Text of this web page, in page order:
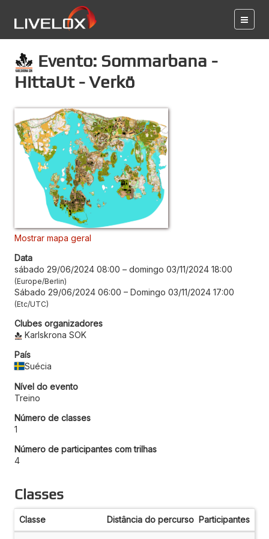
Evento: Sommarbana -
HittaUt - Verkö
Mostrar mapa geral
Data
sábado 29/06/2024 08:00 – domingo 03/11/2024 18:00
Europe/Berlin
Sábado 29/06/2024 06:00 – Domingo 03/11/2024 17:00
Etc/UTC
Clubes organizadores
Karlskrona SOK
País
Suécia
Nível do evento
Treino
Número de classes
1
Número de participantes com trilhas
4
Classes
Classe Distância do percurso Participantes